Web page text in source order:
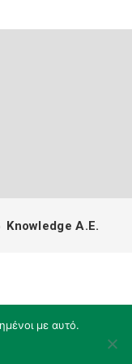
με αυτό.
Knowledge A.E.